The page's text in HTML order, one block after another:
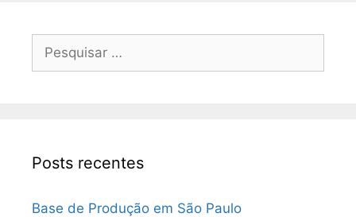
Posts recentes
Base de Produção em São Paulo